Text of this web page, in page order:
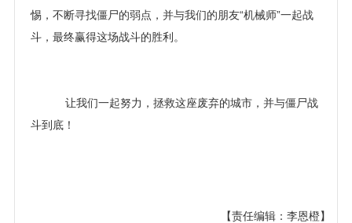
惕，不断寻找僵尸的弱点，并与我们的朋友“机械师”一起战
斗，最终赢得这场战斗的胜利。
让我们一起努力，拯救这座废弃的城市，并与僵尸战
斗到底！
【责任编辑：李恩橙】